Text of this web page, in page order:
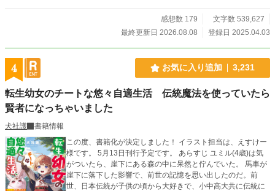
けど、それが最高に愛おしい。 転生生活を舌と五感で味わい
尽くす日常系スローライフファンタジー。 ドタバタした展開
はあまりなく、ゆったりと優しく時間が流れていくようなお
話です。
感想数 179
文字数 539,627
最終更新日 2026.08.08
登録日 2025.04.03
4 お気に入り追加 3,231
転生幼女のチートな悠々自適生活 伝統魔法を使っていたら
賢者になっちゃいました
犬社護
書籍情報
この度、書籍化が決定しました！ イラスト担当は、えすけー
様です。 5月13日刊行予定です。 あらすじ ユミル(4歳)は気
がついたら、崖下にある森の中に呆然と佇んでいた。 馬車が
崖下に落下した影響で、前世の記憶を思い出したのだ。前
世、日本伝統が子供の頃から大好きで、小中高大共に伝統に